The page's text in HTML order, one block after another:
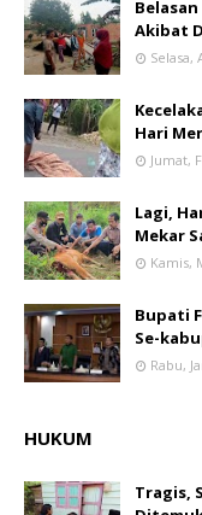
Akibat
Selasa,
Hari
Jumat,
Lagi,
Mekar
Kamis,
Bupati
Se-
Rabu,
HUKUM
Tragis,